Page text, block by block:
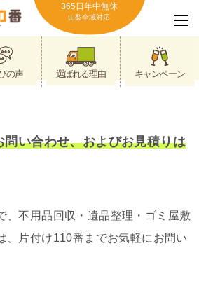
365日年中無休
山梨全域対応
の声 選ばれる理由 キャンペーン
問い合わせ、およびお見積りは
、不用品回収・遺品整理・ゴミ屋敷
、片付け110番までお気軽にお問い